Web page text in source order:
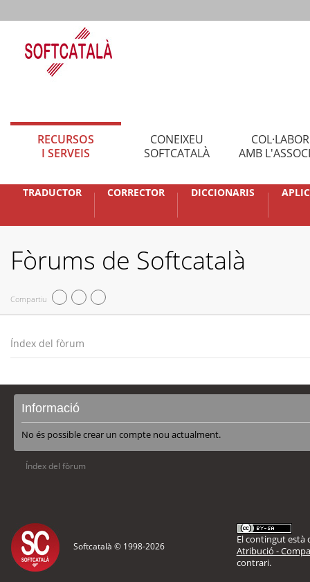
RECURSOS
I SERVEIS
CONEIXEU
SOFTCATALÀ
AMB
TRADUCTOR CORRECTOR DICCIONARIS
Fòrums de Softcatalà
Compartiu
Índex del fòrum
Informació
No és possible crear un compte nou actualment.
Índex del fòrum
Softcatalà © 1998-2026
El contingut està
Atribució -
contrari.